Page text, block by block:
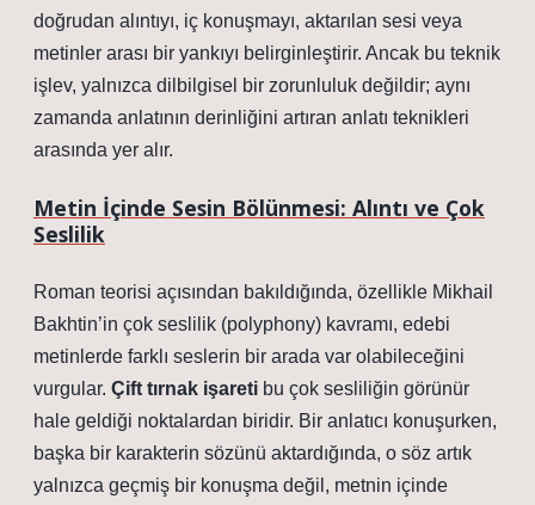
doğrudan alıntıyı, iç konuşmayı, aktarılan sesi veya
metinler arası bir yankıyı belirginleştirir. Ancak bu teknik
işlev, yalnızca dilbilgisel bir zorunluluk değildir; aynı
zamanda anlatının derinliğini artıran anlatı teknikleri
arasında yer alır.
Metin İçinde Sesin Bölünmesi: Alıntı ve Çok
Seslilik
Roman teorisi açısından bakıldığında, özellikle Mikhail
Bakhtin’in çok seslilik (polyphony) kavramı, edebi
metinlerde farklı seslerin bir arada var olabileceğini
vurgular. Çift tırnak işareti bu çok sesliliğin görünür
hale geldiği noktalardan biridir. Bir anlatıcı konuşurken,
başka bir karakterin sözünü aktardığında, o söz artık
yalnızca geçmiş bir konuşma değil, metnin içinde